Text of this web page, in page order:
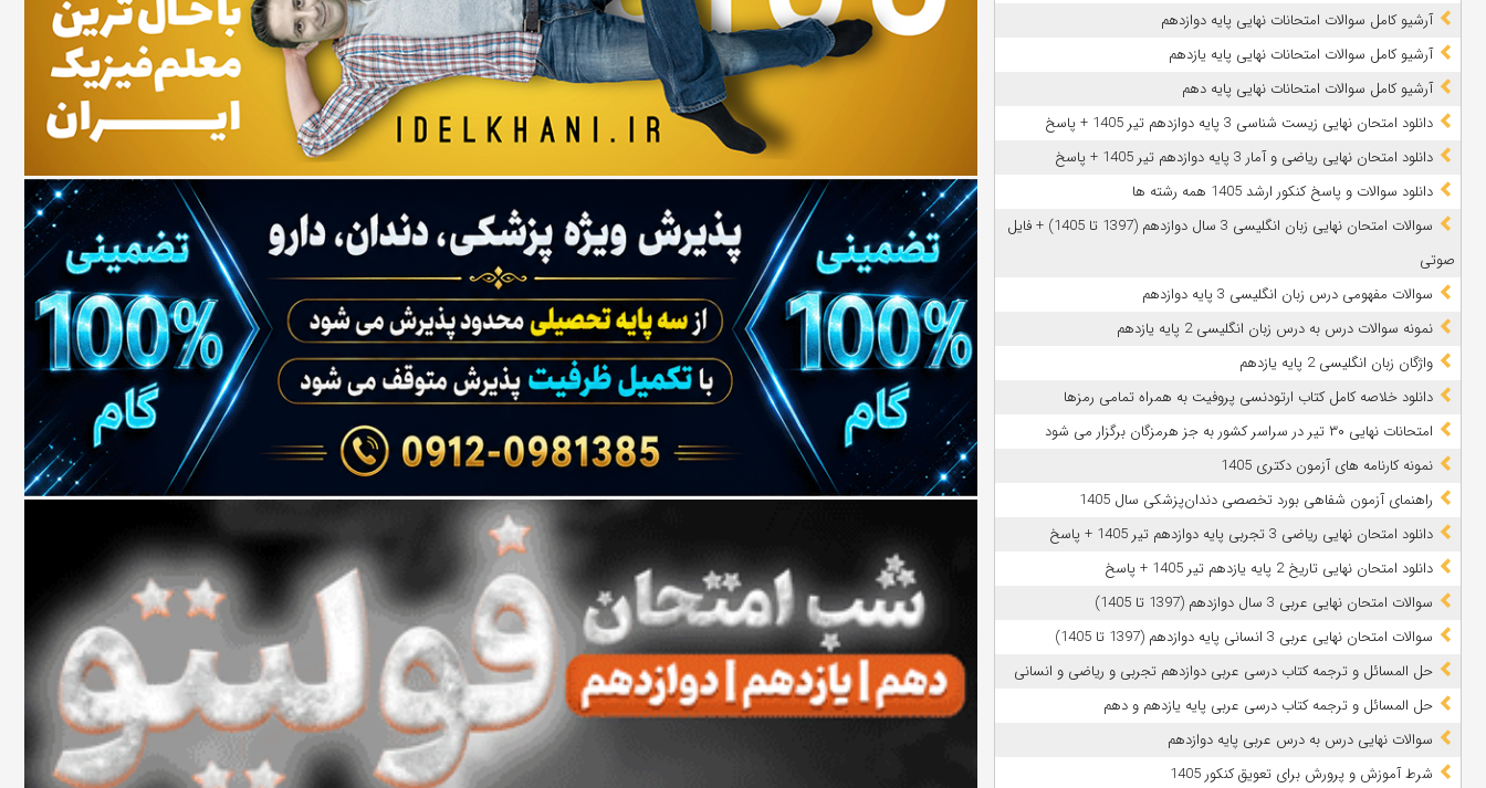
آرشیو کامل سوالات امتحانات نهایی پایه دوازدهم
آرشیو کامل سوالات امتحانات نهایی پایه یازدهم
آرشیو کامل سوالات امتحانات نهایی پایه دهم
دانلود امتحان نهایی زیست شناسی 3 پایه دوازدهم تیر 1405 + پاسخ
دانلود امتحان نهایی ریاضی و آمار 3 پایه دوازدهم تیر 1405 + پاسخ
دانلود سوالات و پاسخ کنکور ارشد 1405 همه رشته ها
سوالات امتحان نهایی زبان انگلیسی 3 سال دوازدهم (1397 تا 1405) + فایل
صوتی
سوالات مفهومی درس زبان انگلیسی 3 پایه دوازدهم
نمونه سوالات درس به درس زبان انگلیسی 2 پایه یازدهم
واژگان زبان انگلیسی 2 پایه یازدهم
دانلود خلاصه کامل کتاب ارتودنسی پروفیت به همراه تمامی رمزها
امتحانات نهایی ۳۰ تیر در سراسر کشور به جز هرمزگان برگزار می شود
نمونه کارنامه های آزمون دکتری 1405
راهنمای آزمون شفاهی بورد تخصصی دندان‌پزشکی سال 1405
دانلود امتحان نهایی ریاضی 3 تجربی پایه دوازدهم تیر 1405 + پاسخ
دانلود امتحان نهایی تاریخ 2 پایه یازدهم تیر 1405 + پاسخ
سوالات امتحان نهایی عربی 3 سال دوازدهم (1397 تا 1405)
سوالات امتحان نهایی عربی 3 انسانی پایه دوازدهم (1397 تا 1405)
حل المسائل و ترجمه کتاب درسی عربی دوازدهم تجربی و ریاضی و انسانی
حل المسائل و ترجمه کتاب درسی عربی پایه یازدهم و دهم
سوالات نهایی درس به درس عربی پایه دوازدهم
شرط آموزش و پرورش برای تعویق کنکور 1405